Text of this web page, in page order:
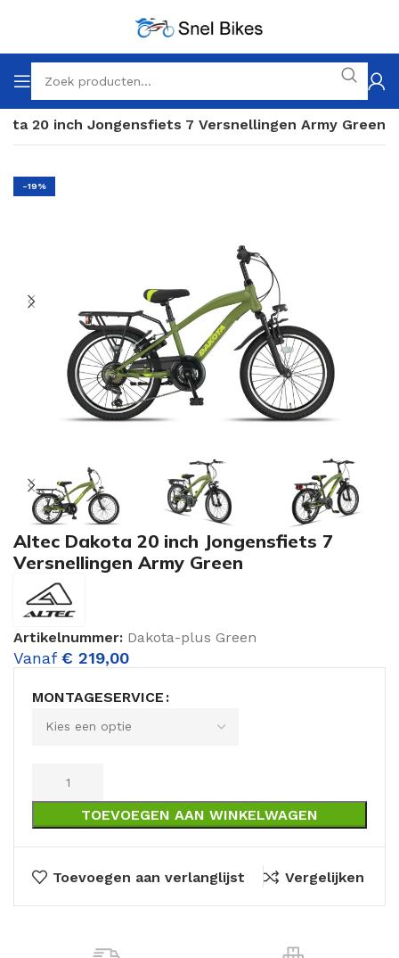
20 inch Jongensfiets 7 Versnellingen Army Green
-19%
Altec Dakota 20 inch Jongensfiets 7
Versnellingen Army Green
Artikelnummer: Dakota-plus Green
Vanaf € 219,00
MONTAGESERVICE
TOEVOEGEN AAN WINKELWAGEN
Toevoegen aan verlanglijst Vergelijken